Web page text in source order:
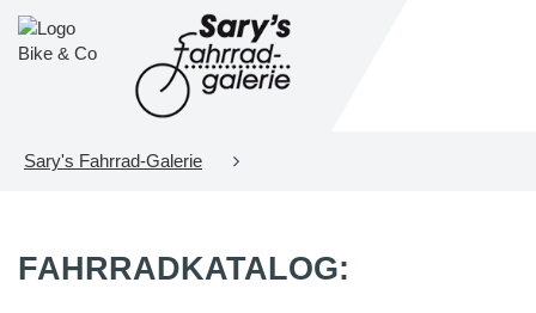
Sary's Fahrrad-Galerie
FAHRRADKATALOG: